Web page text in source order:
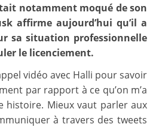
notamment moqué de son
affirme aujourd’hui qu’il a
sa situation professionnelle
le licenciement.
vidéo avec Halli pour savoir
par rapport à ce qu’on m’a
histoire. Mieux vaut parler aux
à travers des tweets